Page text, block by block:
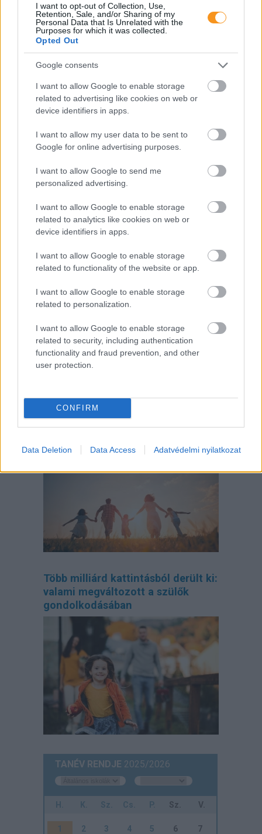
I want to opt-out of Collection, Use,
Retention, Sale, and/or Sharing of my
Personal Data that Is Unrelated with the
Purposes for which it was collected.
Opted Out
Google consents
I want to allow Google to enable storage
related to advertising like cookies on web or
device identifiers in apps.
I want to allow my user data to be sent to
Google for online advertising purposes.
I want to allow Google to send me
personalized advertising.
I want to allow Google to enable storage
related to analytics like cookies on web or
device identifiers in apps.
I want to allow Google to enable storage
related to functionality of the website or app.
I want to allow Google to enable storage
related to personalization.
I want to allow Google to enable storage
related to security, including authentication
functionality and fraud prevention, and other
user protection.
CONFIRM
Data Deletion Data Access Adatvédelmi nyilatkozat
pelenkás gyermeket fogadni? Milyen higiénés
szabályokat kötelező betartani a pelenkázó
helyiségben? Mi a helyzet az sni-s pelenkás
gyermekekkel, akiknél gyakrabban előfordulhat,
hogy a szobatisztasági gondok még fokozottabb
Folyton öntöget, gyúr és tapicskol?
10 szenzoros játék, amit imádni
fog az óvodás
Toronymagasan verte a mezőnyt:
ez lett a magyarok kedvenc
bővül a család
Több milliárd kattintásból derült ki:
valami megváltozott a szülők
gondolkodásában
TANÉV RENDJE 2025/2026
H. K. Sz. Cs. P. Sz. V.
1 2 3 4 5 6
7